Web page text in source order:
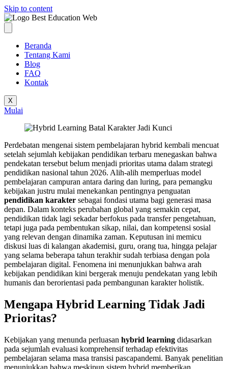
Skip to content
Beranda
Tentang Kami
Blog
FAQ
Kontak
X
Mulai
Perdebatan mengenai sistem pembelajaran hybrid kembali mencuat
setelah sejumlah kebijakan pendidikan terbaru menegaskan bahwa
pendekatan tersebut belum menjadi prioritas utama dalam strategi
pendidikan nasional tahun 2026. Alih-alih memperluas model
pembelajaran campuran antara daring dan luring, para pemangku
kebijakan justru mulai menekankan pentingnya penguatan
pendidikan karakter sebagai fondasi utama bagi generasi masa
depan. Dalam konteks perubahan global yang semakin cepat,
pendidikan tidak lagi sekadar berfokus pada transfer pengetahuan,
tetapi juga pada pembentukan sikap, nilai, dan kompetensi sosial
yang relevan dengan dinamika zaman. Keputusan ini memicu
diskusi luas di kalangan akademisi, guru, orang tua, hingga pelajar
yang selama beberapa tahun terakhir sudah terbiasa dengan pola
pembelajaran digital. Fenomena ini menunjukkan bahwa arah
kebijakan pendidikan kini bergerak menuju pendekatan yang lebih
humanis dan berorientasi pada pembangunan karakter holistik.
Mengapa Hybrid Learning Tidak Jadi
Prioritas?
Kebijakan yang menunda perluasan hybrid learning didasarkan
pada sejumlah evaluasi komprehensif terhadap efektivitas
pembelajaran selama masa transisi pascapandemi. Banyak penelitian
menunjukkan bahwa meskipun sistem hybrid memberikan